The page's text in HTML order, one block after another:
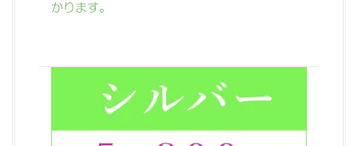
かります。